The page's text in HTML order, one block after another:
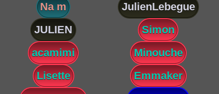
Na m
JulienLebegue
JULIEN
Simon
acamimi
Minouche
Lisette
Emmaker